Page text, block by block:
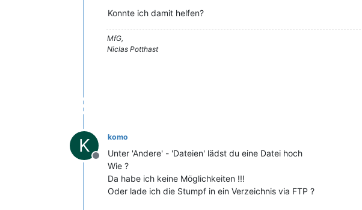
Konnte ich damit helfen?
MfG,
Niclas Potthast
K
Offline
komo
Unter 'Andere' - 'Dateien' lädst du eine Datei hoch
Wie ?
Da habe ich keine Möglichkeiten !!!
Oder lade ich die Stumpf in ein Verzeichnis via FTP ?